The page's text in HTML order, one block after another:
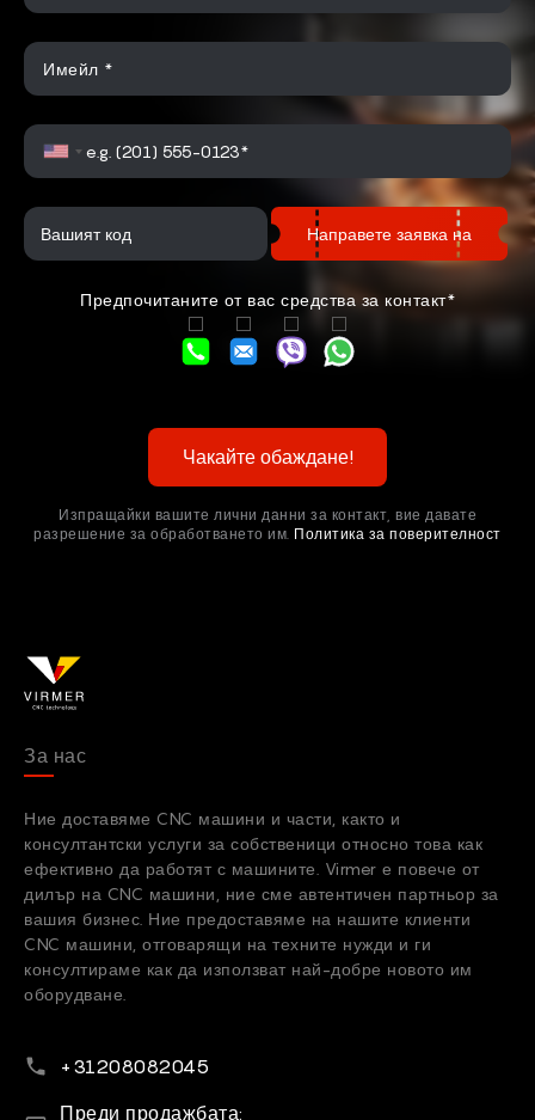
Имейл *
Направете заявка на
Предпочитаните от вас средства за контакт*
Чакайте обаждане!
Изпращайки вашите лични данни за контакт, вие давате
разрешение за обработването им. Политика за поверителност
За нас
Ние доставяме CNC машини и части, както и
консултантски услуги за собственици относно това как
ефективно да работят с машините. Virmer е повече от
дилър на CNC машини, ние сме автентичен партньор за
вашия бизнес. Ние предоставяме на нашите клиенти
CNC машини, отговарящи на техните нужди и ги
консултираме как да използват най-добре новото им
оборудване.
Телефонен номер
+31208082045
ИмейлПреди продажбата: